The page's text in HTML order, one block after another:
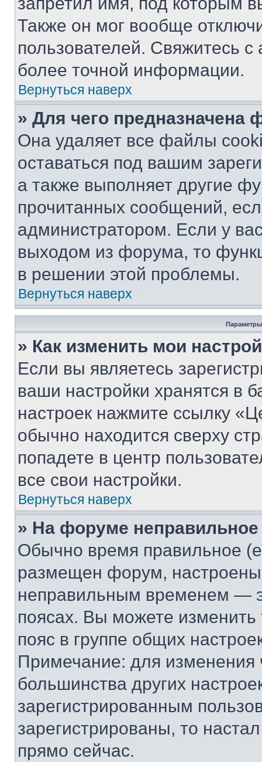
Также он мог вообще
пользователей. Свяжитесь
более точной информации.
Вернуться наверх
» Для чего предназначена
Она удаляет все файлы
оставаться под вашим
а также выполняет другие
прочитанных сообщений,
администратором. Если у
выходом из форума, то
в решении этой проблемы.
Вернуться наверх
Параметры
» Как изменить мои
Если вы являетесь
ваши настройки хранятся в
настроек нажмите ссылку
обычно находится сверху
попадете в центр
все свои настройки.
Вернуться наверх
» На форуме
Обычно время правильное
размещен форум, настроены
неправильным временем —
поясах. Вы можете изменить
пояс в группе общих
Примечание: для изменения
большинства других
зарегистрированным
зарегистрированы, то
прямо сейчас.